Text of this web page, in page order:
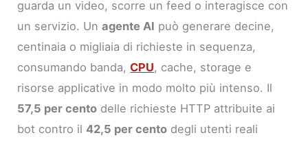
guarda un video, scorre un feed o interagisce con
un servizio. Unagente AI può generare decine,
centinaia o migliaia di richieste in sequenza,
consumando banda,CPU, cache, storage e
risorse applicative in modo molto più intenso. Il
57,5 per cento delle richieste HTTP attribuite ai
bot contro il42,5 per cento degli utenti reali